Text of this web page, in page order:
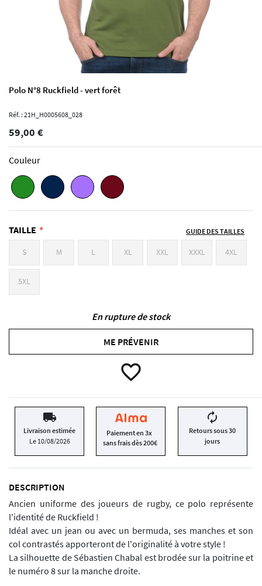
Polo N°8 Ruckfield - vert forêt
Réf. : 21H_H0005608_028
59,00 €
Couleur
TAILLE GUIDE DES TAILLES
S M L XL XXL XXXL 4XL
5XL
En rupture de stock
ME PRÉVENIR
favorite_border
local_shipping
Livraison estimée
Le 10/08/2026
Paiement en 3x
sans frais dès 200€
autorenew
Retours sous 30
jours
DESCRIPTION
Ancien uniforme des joueurs de rugby, ce polo représente
l'identité de Ruckfield !
Idéal avec un jean ou avec un bermuda, ses manches et son
col contrastés apporteront de l'originalité à votre style !
La silhouette de Sébastien Chabal est brodée sur la poitrine et
le numéro 8 sur la manche droite.